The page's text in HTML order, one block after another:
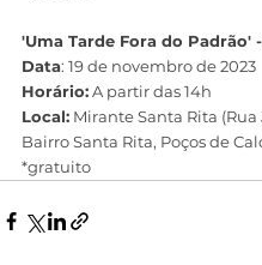
'Uma Tarde Fora do Padrão'
Data: 19 de novembro de 2023
Horário: A partir das 14h
Local: Mirante Santa Rita (Rua
Bairro Santa Rita, Poços de
*gratuito